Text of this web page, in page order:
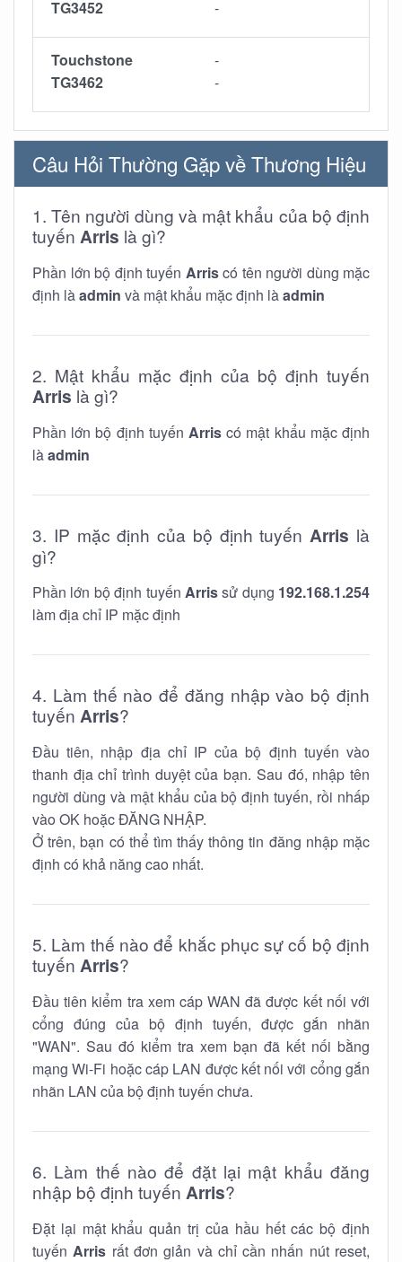
TG3452 -
Touchstone
TG3462
-
-
Câu Hỏi Thường Gặp về Thương Hiệu
1. Tên người dùng và mật khẩu của bộ định
tuyến Arris là gì?
Phần lớn bộ định tuyến Arriscó tên người dùng mặc
định làadmin và mật khẩu mặc định làadmin
2. Mật khẩu mặc định của bộ định tuyến
Arris là gì?
Phần lớn bộ định tuyến Arris có mật khẩu mặc định
làadmin
3. IP mặc định của bộ định tuyến Arris là
gì?
Phần lớn bộ định tuyến Arrissử dụng 192.168.1.254
làm địa chỉ IP mặc định
4. Làm thế nào để đăng nhập vào bộ định
tuyến Arris?
Đầu tiên, nhập địa chỉ IP của bộ định tuyến vào
thanh địa chỉ trình duyệt của bạn. Sau đó, nhập tên
người dùng và mật khẩu của bộ định tuyến, rồi nhấp
vào OK hoặc ĐĂNG NHẬP.
Ở trên, bạn có thể tìm thấy thông tin đăng nhập mặc
định có khả năng cao nhất.
5. Làm thế nào để khắc phục sự cố bộ định
tuyến Arris?
Đầu tiên kiểm tra xem cáp WAN đã được kết nối với
cổng đúng của bộ định tuyến, được gắn nhãn
"WAN". Sau đó kiểm tra xem bạn đã kết nối bằng
mạng Wi-Fi hoặc cáp LAN được kết nối với cổng gắn
nhãn LAN của bộ định tuyến chưa.
6. Làm thế nào để đặt lại mật khẩu đăng
nhập bộ định tuyến Arris?
Đặt lại mật khẩu quản trị của hầu hết các bộ định
tuyếnArris rất đơn giản và chỉ cần nhấn nút reset,